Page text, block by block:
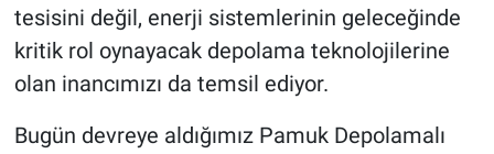
tesisini değil, enerji sistemlerinin geleceğinde
kritik rol oynayacak depolama teknolojilerine
olan inancımızı da temsil ediyor.
Bugün devreye aldığımız Pamuk Depolamalı